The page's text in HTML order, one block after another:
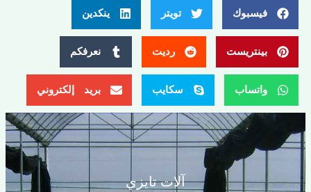
فيسبوك تويتر ينكدين
بينتريست رديت نعرفكم
واتساب سكايب بريد إلكتروني
آلات تايزي